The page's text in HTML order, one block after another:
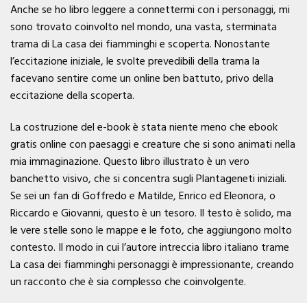
Anche se ho libro leggere a connettermi con i personaggi, mi
sono trovato coinvolto nel mondo, una vasta, sterminata
trama di La casa dei fiamminghi e scoperta. Nonostante
l’eccitazione iniziale, le svolte prevedibili della trama la
facevano sentire come un online ben battuto, privo della
eccitazione della scoperta.
La costruzione del e-book è stata niente meno che ebook
gratis online con paesaggi e creature che si sono animati nella
mia immaginazione. Questo libro illustrato è un vero
banchetto visivo, che si concentra sugli Plantageneti iniziali.
Se sei un fan di Goffredo e Matilde, Enrico ed Eleonora, o
Riccardo e Giovanni, questo è un tesoro. Il testo è solido, ma
le vere stelle sono le mappe e le foto, che aggiungono molto
contesto. Il modo in cui l’autore intreccia libro italiano trame
La casa dei fiamminghi personaggi è impressionante, creando
un racconto che è sia complesso che coinvolgente.